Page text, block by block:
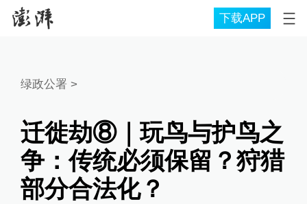
下载APP
绿政公署 >
迁徙劫⑧｜玩鸟与护鸟之
争：传统必须保留？狩猎
部分合法化？